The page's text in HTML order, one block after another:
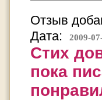
Отзыв
Дата:
2009-
Стих
пока